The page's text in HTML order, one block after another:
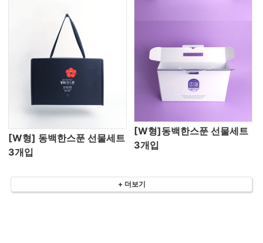
[W형] 동백한스푼 선물세트
3개입
[W형]동백한스푼 선물세트
3개입
+ 더보기